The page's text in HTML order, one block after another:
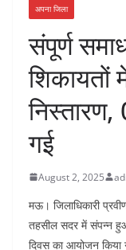
अपना जिला
संपूर्ण
शिकायतों
गई
August 2, 2025
मऊ। जिलाधिकारी
तहसील सदर में संपन्न
दिवस का आयोजन किया